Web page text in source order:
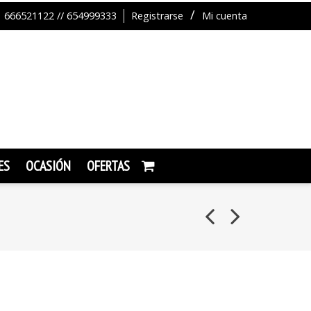
Registrarse Mi cuenta
666521122 // 654999333
OCASIÓN OFERTAS